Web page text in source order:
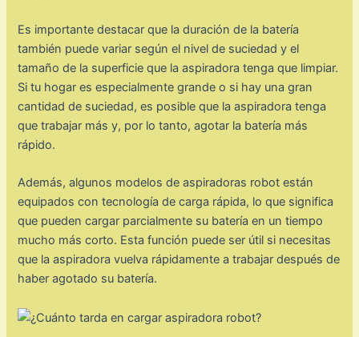
Es importante destacar que la duración de la batería
también puede variar según el nivel de suciedad y el
tamaño de la superficie que la aspiradora tenga que limpiar.
Si tu hogar es especialmente grande o si hay una gran
cantidad de suciedad, es posible que la aspiradora tenga
que trabajar más y, por lo tanto, agotar la batería más
rápido.
Además, algunos modelos de aspiradoras robot están
equipados con tecnología de carga rápida, lo que significa
que pueden cargar parcialmente su batería en un tiempo
mucho más corto. Esta función puede ser útil si necesitas
que la aspiradora vuelva rápidamente a trabajar después de
haber agotado su batería.